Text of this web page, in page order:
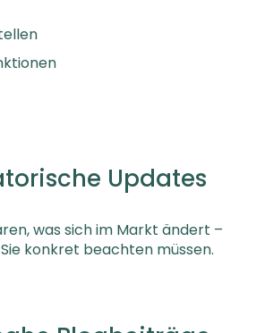
Updates
was sich im Markt ändert –
konkret beachten müssen.